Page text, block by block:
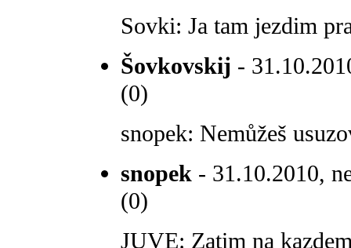
Sovki: Ja tam jezdim
Šovkovskij -
(0)
snopek: Nemůžeš
snopek - 31.10.2010,
(0)
JUVE: Zatim na